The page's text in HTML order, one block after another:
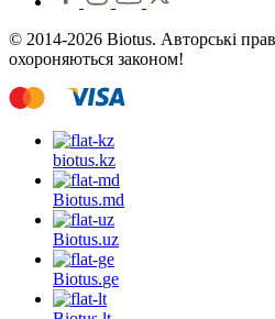
© 2014-2026 Biotus. Авторські
охороняються законом!
biotus.kz
Biotus.md
Biotus.uz
Biotus.ge